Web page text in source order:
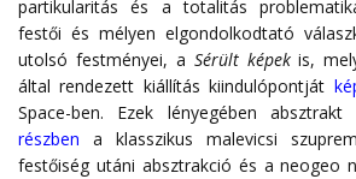
partikularitás és a totalitás
festői és mélyen elgondolkodtató
utolsó festményei, a Sérült képekis,
által rendezett kiállítás kiindulópontját
Space-ben. Ezek lényegében
részben a klasszikus malevicsi
festőiség utáni absztrakció és a neogeo